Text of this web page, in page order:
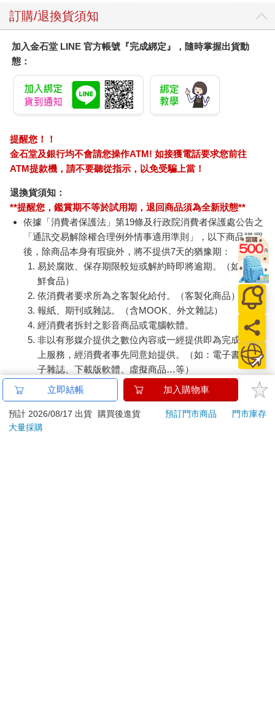
訂購/退換貨須知
加入金石堂 LINE 官方帳號『完成綁定』，隨時掌握出貨動
態：
提醒您！！
金石堂及銀行均不會請您操作ATM! 如接獲電話要求您前往
ATM提款機，請不要聽從指示，以免受騙上當！
退換貨須知：
**提醒您，鑑賞期不等於試用期，退回商品須為全新狀態**
依據「消費者保護法」第19條及行政院消費者保護處公告之
「通訊交易解除權合理例外情事適用準則」，以下商品購買
後，除商品本身有瑕疵外，將不提供7天的猶豫期：
易於腐敗、保存期限較短或解約時即將逾期。（如：生
鮮食品）
依消費者要求所為之客製化給付。（客製化商品）
報紙、期刊或雜誌。（含MOOK、外文雜誌）
經消費者拆封之影音商品或電腦軟體。
非以有形媒介提供之數位內容或一經提供即為完成之線
上服務，經消費者事先同意始提供。（如：電子書、電
子雜誌、下載版軟體、虛擬商品…等）
已拆封之個人衛生用品。（如：內衣褲、刮鬍刀、除毛
刀…等）
若非上列種類商品，均享有到貨7天的猶豫期（含例假
日）。
立即結帳 加入購物車
預計 2026/08/17 出貨 購買後進貨 預訂門市商品
門市庫存
大量採購